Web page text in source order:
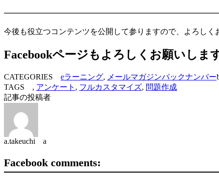
今後も役立つコンテンツを公開して参りますので、よろしく
Facebookページもよろしくお願いしま
CATEGORIES eラーニング, メールマガジンバックナンバー
TAGS , アンケート , フルカスタマイズ, 問題作成
記事の投稿者
a.takeuchi a
Facebook comments: